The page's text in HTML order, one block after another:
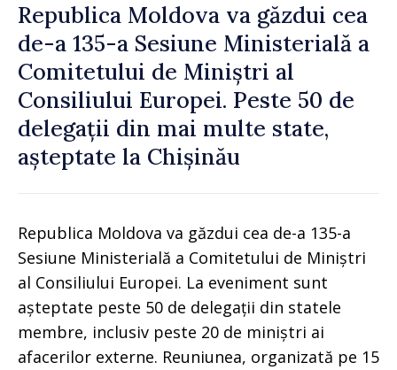
Republica Moldova va găzdui cea
de-a 135-a Sesiune Ministerială a
Comitetului de Miniștri al
Consiliului Europei. Peste 50 de
delegații din mai multe state,
așteptate la Chișinău
Republica Moldova va găzdui cea de-a 135-a
Sesiune Ministerială a Comitetului de Miniștri
al Consiliului Europei. La eveniment sunt
așteptate peste 50 de delegații din statele
membre, inclusiv peste 20 de miniștri ai
afacerilor externe. Reuniunea, organizată pe 15